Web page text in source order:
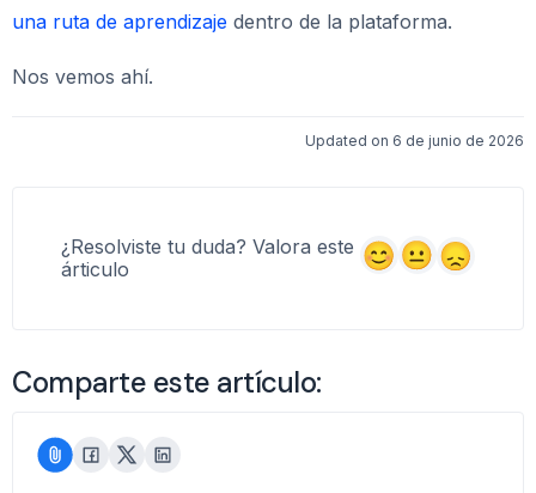
una ruta de aprendizaje dentro de la plataforma.
Nos vemos ahí.
Updated on 6 de junio de 2026
¿Resolviste tu duda? Valora este
árticulo
Comparte este artículo: